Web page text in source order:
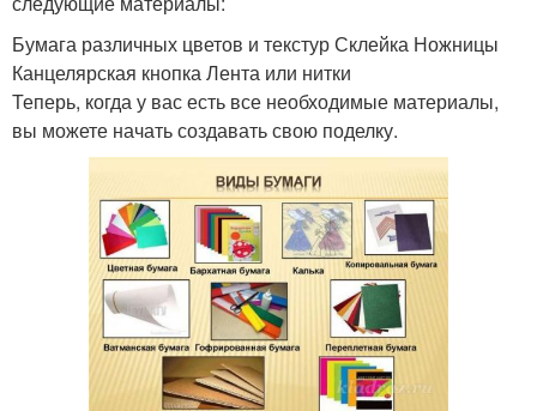
Бумага различных цветов и текстур Склейка Ножницы
Канцелярская кнопка Лента или нитки
Теперь, когда у вас есть все необходимые материалы,
вы можете начать создавать свою поделку.